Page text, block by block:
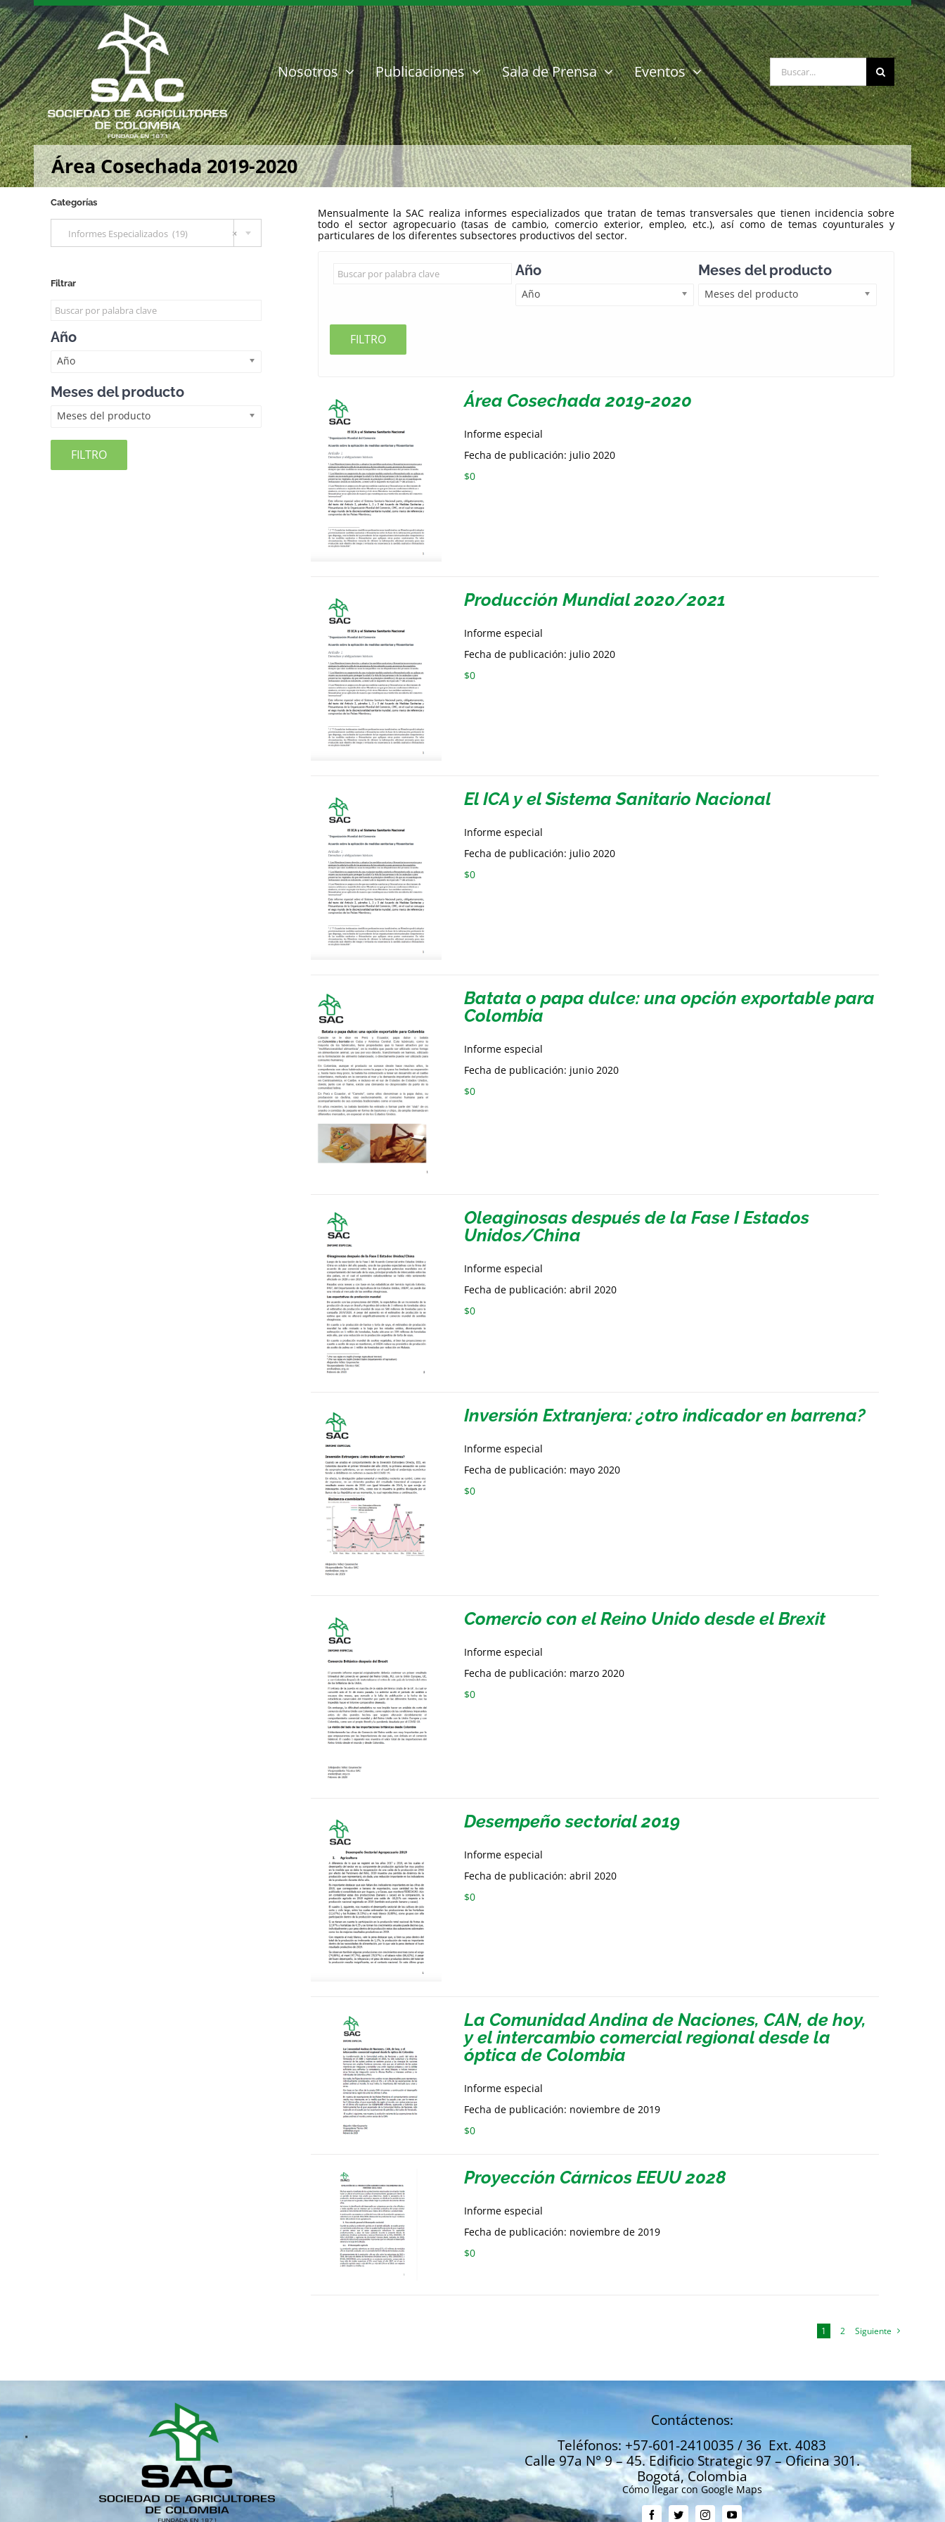
Saltar
al
contenido
Nosotros Publicaciones Sala de Prensa Eventos Buscar:
Área Cosechada 2019-2020
Mensualmente la SAC realiza informes especializados que tratan de temas transversales que tienen incidencia sobre
todo el sector agropecuario (tasas de cambio, comercio exterior, empleo, etc.), así como de temas coyunturales y
particulares de los diferentes subsectores productivos del sector.
Año
Año
Meses del producto
Meses del producto
FILTRO
Área Cosechada 2019-2020
Informe especial
Fecha de publicación: julio 2020
$0
Producción Mundial 2020/2021
Informe especial
Fecha de publicación: julio 2020
$0
El ICA y el Sistema Sanitario Nacional
Informe especial
Fecha de publicación: julio 2020
$0
Batata o papa dulce: una opción exportable para
Colombia
Informe especial
Fecha de publicación: junio 2020
$0
Oleaginosas después de la Fase I Estados
Unidos/China
Informe especial
Fecha de publicación: abril 2020
$0
Inversión Extranjera: ¿otro indicador en barrena?
Informe especial
Fecha de publicación: mayo 2020
$0
Comercio con el Reino Unido desde el Brexit
Informe especial
Fecha de publicación: marzo 2020
$0
Desempeño sectorial 2019
Informe especial
Fecha de publicación: abril 2020
$0
La Comunidad Andina de Naciones, CAN, de hoy,
y el intercambio comercial regional desde la
óptica de Colombia
Informe especial
Fecha de publicación: noviembre de 2019
$0
Proyección Cárnicos EEUU 2028
Informe especial
Fecha de publicación: noviembre de 2019
$0
1 2 Siguiente
Categorías
×
Informes Especializados (19)
Filtrar
Año
Año
Meses del producto
Meses del producto
FILTRO
Contáctenos:
Teléfonos: +57-601-2410035 / 36 Ext. 4083
Calle 97a N° 9 – 45. Edificio Strategic 97 – Oficina 301.
Bogotá, Colombia
Cómo llegar con Google Maps